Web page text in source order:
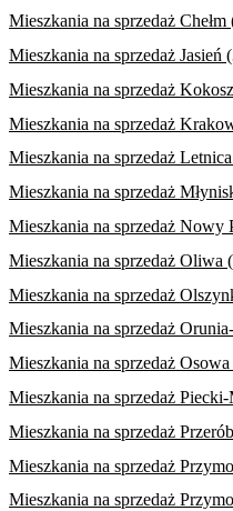
Mieszkania na sprzedaż
Mieszkania na sprzedaż Jasień
Mieszkania na sprzedaż
Mieszkania na sprzedaż
Mieszkania na sprzedaż
Mieszkania na sprzedaż
Mieszkania na sprzedaż Nowy
Mieszkania na sprzedaż Oliwa
Mieszkania na sprzedaż
Mieszkania na sprzedaż
Mieszkania na sprzedaż
Mieszkania na sprzedaż
Mieszkania na sprzedaż
Mieszkania na sprzedaż
Mieszkania na sprzedaż